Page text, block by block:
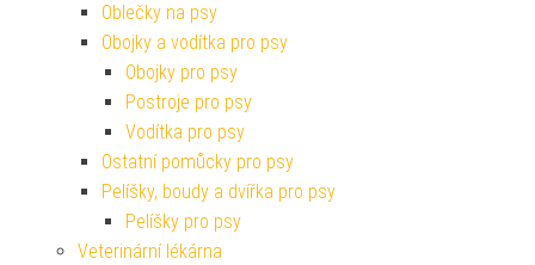
Oblečky na psy
Obojky a vodítka pro psy
Obojky pro psy
Postroje pro psy
Vodítka pro psy
Ostatní pomůcky pro psy
Pelíšky, boudy a dvířka pro psy
Pelíšky pro psy
Veterinární lékárna